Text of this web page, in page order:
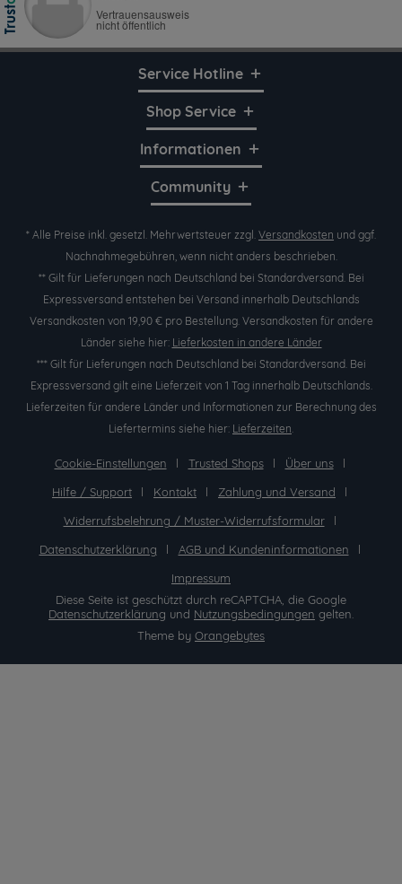
Service Hotline
Shop Service
Informationen
Community
* Alle Preise inkl. gesetzl. Mehrwertsteuer zzgl. Versandkosten und ggf.
Nachnahmegebühren, wenn nicht anders beschrieben.
** Gilt für Lieferungen nach Deutschland bei Standardversand. Bei
Expressversand entstehen bei Versand innerhalb Deutschlands
Versandkosten von 19,90 € pro Bestellung. Versandkosten für andere
Länder siehe hier: Lieferkosten in andere Länder
*** Gilt für Lieferungen nach Deutschland bei Standardversand. Bei
Expressversand gilt eine Lieferzeit von 1 Tag innerhalb Deutschlands.
Lieferzeiten für andere Länder und Informationen zur Berechnung des
Liefertermins siehe hier: Lieferzeiten.
Cookie-Einstellungen Trusted Shops
Über uns
Hilfe / Support
Kontakt
Zahlung und Versand
Widerrufsbelehrung / Muster-Widerrufsformular
Datenschutzerklärung
AGB und Kundeninformationen
Impressum
Diese Seite ist geschützt durch reCAPTCHA, die Google
Datenschutzerklärung und Nutzungsbedingungen gelten.
Theme by Orangebytes